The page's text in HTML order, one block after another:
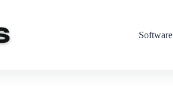
Software